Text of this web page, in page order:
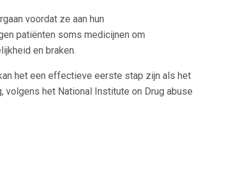
voordat ze aan hun
patiënten soms medicijnen om
en braken.
het een effectieve eerste stap zijn als het
volgens het National Institute on Drug abuse